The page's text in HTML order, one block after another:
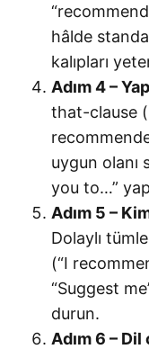
hâlde
kalıpları
Adım 4 –
that-clause
uygun olanı
you to…”
Adım 5 –
Dolaylı
(“I
“Suggest
durun.
Adım 6 –